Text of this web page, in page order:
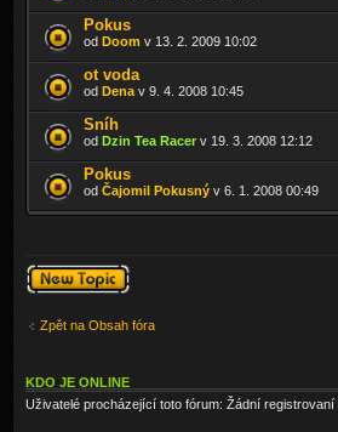
Pokus
od Doom v 13. 2. 2009 10:02
ot voda
od Dena v 9. 4. 2008 10:45
Sníh
od Dzin Tea Racer v 19. 3. 2008 12:12
Pokus
od Čajomil Pokusný v 6. 1. 2008 00:49
Odeslat nové
téma
Zpět na Obsah fóra
KDO JE ONLINE
Uživatelé procházející toto fórum: Žádní